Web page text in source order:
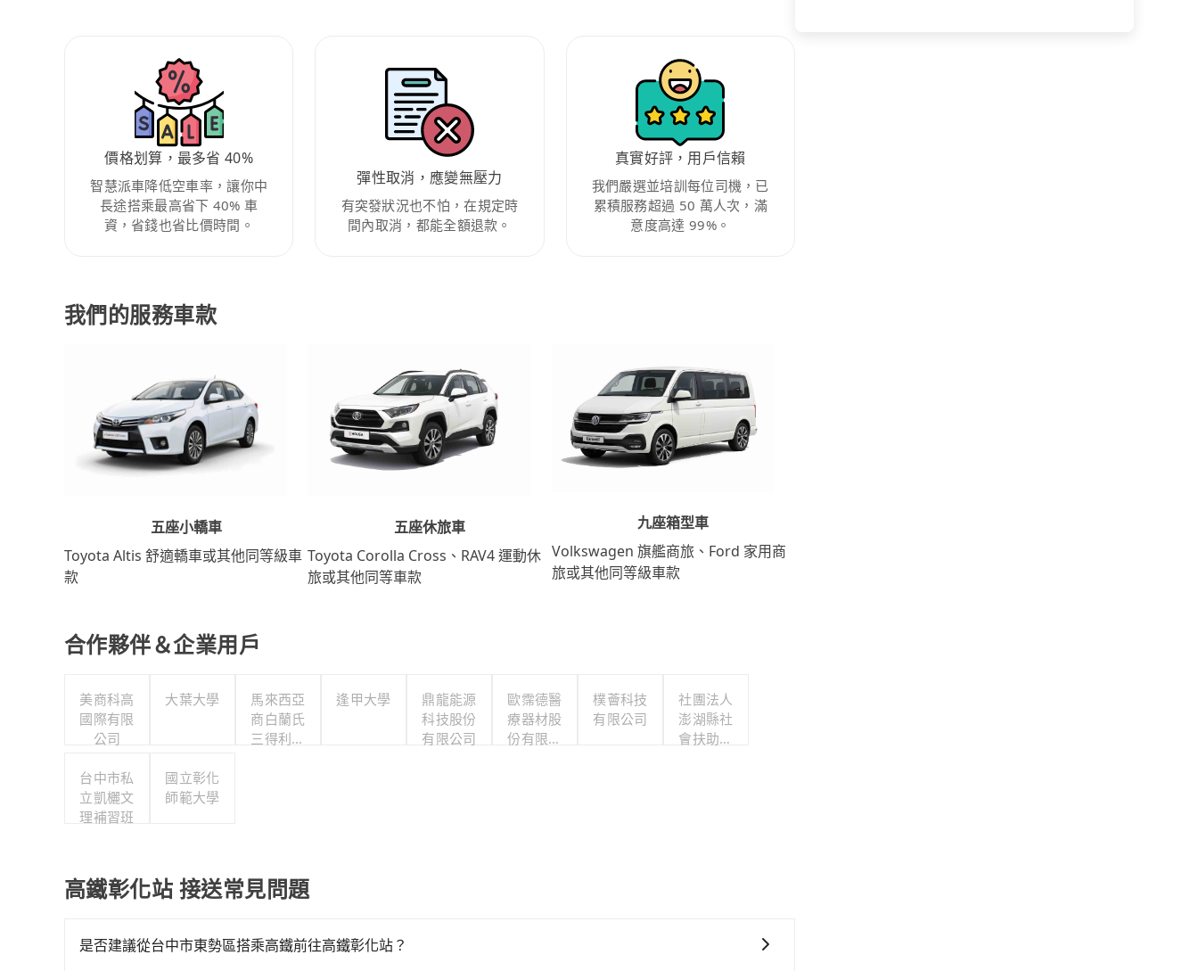
價格划算，最多省 40%
智慧派車降低空車率，讓你中
長途搭乘最高省下 40% 車
資，省錢也省比價時間。
彈性取消，應變無壓力
有突發狀況也不怕，在規定時
間內取消，都能全額退款。
真實好評，用戶信賴
我們嚴選並培訓每位司機，已
累積服務超過 50 萬人次，滿
意度高達 99%。
我們的服務車款
五座小轎車
Toyota Altis 舒適轎車或其他同等級車
款
五座休旅車
Toyota Corolla Cross、RAV4 運動休
旅或其他同等車款
九座箱型車
Volkswagen 旗艦商旅、Ford 家用商
旅或其他同等級車款
合作夥伴＆企業用戶
美商科高
國際有限
公司
大葉大學
馬來西亞
商白蘭氏
三得利股
逢甲大學
鼎龍能源
科技股份
有限公司
歐霈德醫
療器材股
份有限公
樸薈科技
有限公司
社團法人
澎湖縣社
會扶助關
台中市私
立凱欐文
理補習班
國立彰化
師範大學
高鐵彰化站 接送常見問題
是否建議從台中市東勢區搭乘高鐵前往高鐵彰化站？